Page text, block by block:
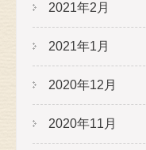
2021年2月
2021年1月
2020年12月
2020年11月